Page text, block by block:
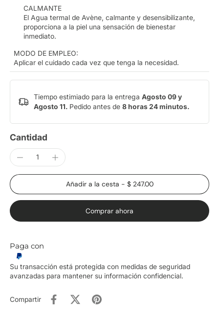
CALMANTE
El Agua termal de Avène, calmante y desensibilizante,
proporciona a la piel una sensación de bienestar
inmediato.
MODO DE EMPLEO:
Aplicar el cuidado cada vez que tenga la necesidad.
Tiempo estimiado para la entrega Agosto 09 y
Agosto 11. Pedido antes de 8 horas 24 minutos.
Cantidad
Añadir a la cesta - $ 247.00
Comprar ahora
Paga con
Su transacción está protegida con medidas de seguridad
avanzadas para mantener su información confidencial.
Compartir